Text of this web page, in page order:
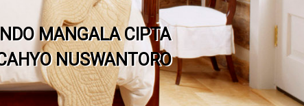
MANGALA CIPTA
NUSWANTORO